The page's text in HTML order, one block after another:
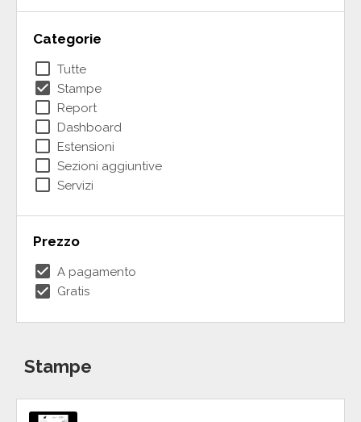
Categorie
check_box_outline_blank Tutte
check_box Stampe
check_box_outline_blank Report
check_box_outline_blank Dashboard
check_box_outline_blank Estensioni
check_box_outline_blank Sezioni aggiuntive
check_box_outline_blank Servizi
Prezzo
check_box A pagamento
check_box Gratis
Stampe